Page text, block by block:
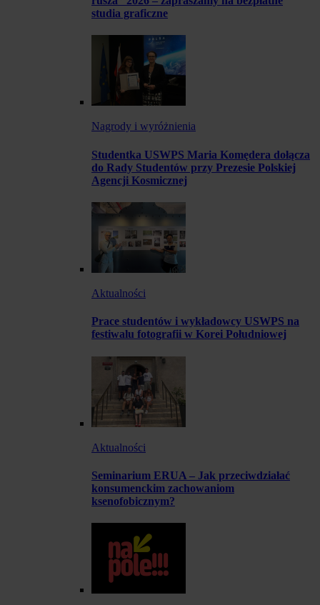
studia graficzne
Nagrody i wyróżnienia
Studentka USWPS Maria Komędera dołącza
do Rady Studentów przy Prezesie Polskiej
Agencji Kosmicznej
Aktualności
Prace studentów i wykładowcy USWPS na
festiwalu fotografii w Korei Południowej
Aktualności
Seminarium ERUA – Jak przeciwdziałać
konsumenckim zachowaniom
ksenofobicznym?